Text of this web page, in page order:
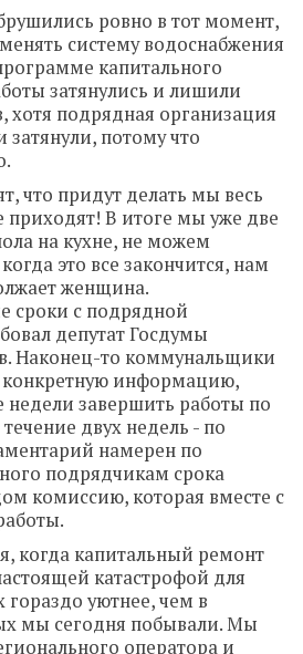
ровно в тот момент,
систему водоснабжения
капитального
затянулись и лишили
хотя подрядная организация
затянули, потому что
что придут делать мы весь
приходят! В итоге мы уже две
на кухне, не можем
это все закончится, нам
женщина.
сроки с подрядной
депутат Госдумы
Наконец-то коммунальщики
конкретную информацию,
недели завершить работы по
двух недель - по
намерен по
подрядчикам срока
комиссию, которая вместе с
когда капитальный ремонт
катастрофой для
уютнее, чем в
мы сегодня побывали. Мы
оператора и